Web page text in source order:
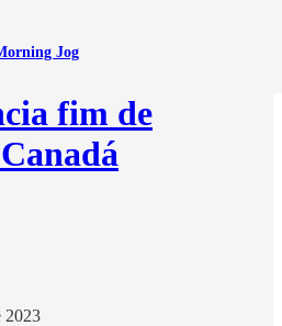
Jog
fim de
2023